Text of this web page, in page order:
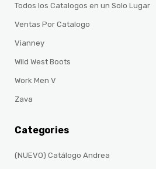
Todos los Catalogos en un Solo Lugar
Ventas Por Catalogo
Vianney
Wild West Boots
Work Men V
Zava
Categories
(NUEVO) Catálogo Andrea